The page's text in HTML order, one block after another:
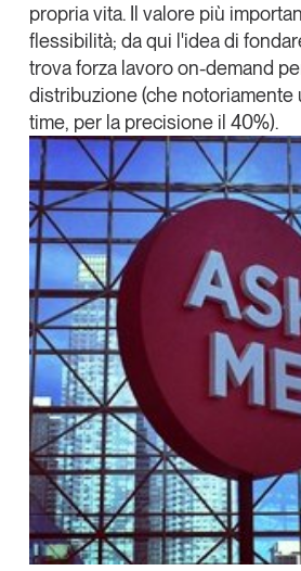
GS1 Italy GS1 Italy GS1 Italy
GS1 Italy
propria vita. Il valore più
flessibilità; da qui l'idea di
trova forza lavoro on-demand
distribuzione (che notoriamente
time, per la precisione il 40%).